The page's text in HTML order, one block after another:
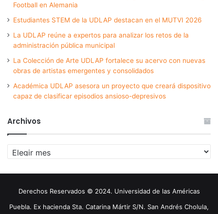
Football en Alemania
Estudiantes STEM de la UDLAP destacan en el MUTVI 2026
La UDLAP reúne a expertos para analizar los retos de la
administración pública municipal
La Colección de Arte UDLAP fortalece su acervo con nuevas
obras de artistas emergentes y consolidados
Académica UDLAP asesora un proyecto que creará dispositivo
capaz de clasificar episodios ansioso-depresivos
Archivos
Archivos
Derechos Reservados © 2024. Universidad de las Américas
Puebla. Ex hacienda Sta. Catarina Mártir S/N. San Andrés Cholula,